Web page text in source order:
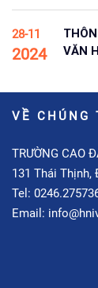
28-11
2024
VĂN
VỀ CHÚNG
TRƯỜNG CAO
131 Thái Thịnh,
Tel:
Email: